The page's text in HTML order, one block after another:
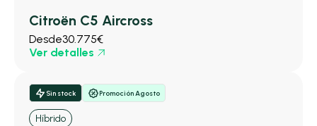
Citroën C5 Aircross
Desde30.775€
Ver detalles
Sin stock Promoción Agosto
Híbrido